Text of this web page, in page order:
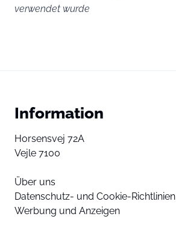
verwendet wurde
Information
Horsensvej 72A
Vejle 7100
Über uns
Datenschutz- und Cookie-Richtlinien
Werbung und Anzeigen